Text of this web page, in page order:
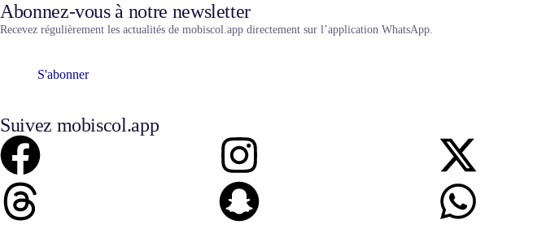
Abonnez-vous à notre newsletter
Recevez régulièrement les actualités de mobiscol.app directement sur l’application WhatsApp.
S'abonner
Suivez mobiscol.app